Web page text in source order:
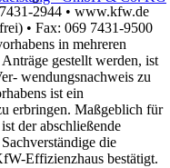
2944 • www.kfw.de
• Fax: 069 7431-9500
in mehreren
gestellt werden, ist
wendungsnachweis zu
ist ein
erbringen. Maßgeblich für
der abschließende
die
Effizienzhaus bestätigt.